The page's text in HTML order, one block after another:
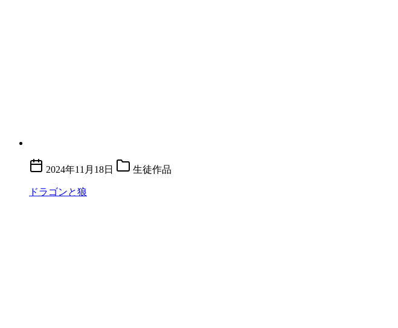
2024年11月18日 生徒作品
ドラゴンと狼